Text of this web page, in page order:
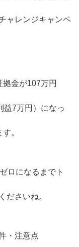
ャレンジキャンペ
金が107万円
益7万円）になっ
。
ロになるまでト
ださいね。
・注意点